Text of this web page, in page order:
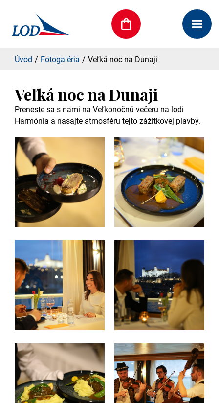
Úvod Fotogaléria Veľká noc na Dunaji
Veľká noc na Dunaji
Preneste sa s nami na Veľkonočnú večeru na lodi
Harmónia a nasajte atmosféru tejto zážitkovej plavby.